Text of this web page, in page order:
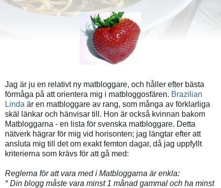
Jag är ju en relativt ny matbloggare, och håller efter bästa
förmåga på att orientera mig i matbloggosfären. Brazilian
Linda är en matbloggare av rang, som många av förklarliga
skäl länkar och hänvisar till. Hon är också kvinnan bakom
Matbloggarna - en lista för svenska matbloggare. Detta
nätverk hägrar för mig vid horisonten; jag längtar efter att
ansluta mig till det om exakt femton dagar, då jag uppfyllt
kriterierna som krävs för att gå med:
Reglerna för att vara med i Matbloggarna är enkla:
* Din blogg måste vara minst 1 månad gammal och ha minst